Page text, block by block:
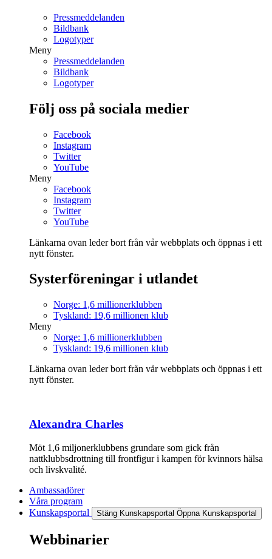
Pressmeddelanden
Bildbank
Logotyper
Meny
Pressmeddelanden
Bildbank
Logotyper
Följ oss på sociala medier
Facebook
Instagram
Twitter
YouTube
Meny
Facebook
Instagram
Twitter
YouTube
Länkarna ovan leder bort från vår webbplats och öppnas i ett
nytt fönster.
Systerföreningar i utlandet
Norge: 1,6 millionerklubben
Tyskland: 19,6 millionen klub
Meny
Norge: 1,6 millionerklubben
Tyskland: 19,6 millionen klub
Länkarna ovan leder bort från vår webbplats och öppnas i ett
nytt fönster.
Alexandra Charles
Möt 1,6 miljonerklubbens grundare som gick från
nattklubbsdrottning till frontfigur i kampen för kvinnors hälsa
och livskvalité.
Ambassadörer
Våra program
Kunskapsportal
Stäng Kunskapsportal Öppna Kunskapsportal
Webbinarier